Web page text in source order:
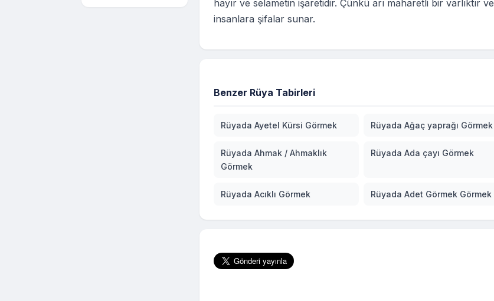
hayır ve selametin işaretidir. Çünkü arı maharetli bir varlıktır ve
insanlara şifalar sunar.
Benzer Rüya Tabirleri
Rüyada Ayetel Kürsi Görmek Rüyada Ağaç yaprağı Görmek
Rüyada Ahmak / Ahmaklık
Görmek
Rüyada Ada çayı Görmek
Rüyada Acıklı Görmek Rüyada Adet Görmek Görmek